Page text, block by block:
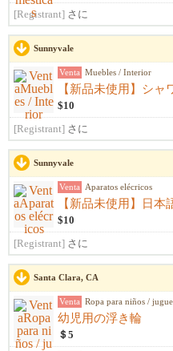
[Registrant] さに
Sunnyvale
Venta Muebles / Interior
【新品未使用】シャ
$10
[Registrant] さに
Sunnyvale
Venta Aparatos elécricos
【新品未使用】日
$10
[Registrant] さに
Santa Clara, CA
Venta Ropa para niños /
幼児用の浮き輪
＄5